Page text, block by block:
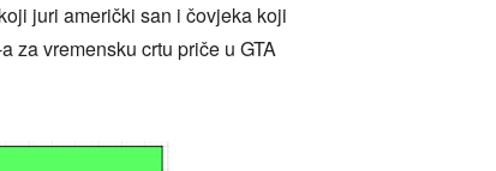
juri američki san i čovjeka koji
za vremensku crtu priče u GTA